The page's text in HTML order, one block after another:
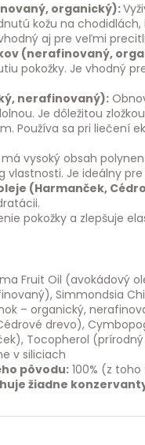
organický):
kožu na
aj pre veľmi
(nerafinovaný,
pokožky. Je vhodný
nerafinovaný):
Je dôležitou
Používa sa pri liečení
má vysoký obsah
Je ideálny pre
(Harmanček,
pokožky a zlepšuje
Fruit Oil (avokádový
Simmondsia
– organický,
drevo),
Tocopherol
v siliciach
pôvodu: 100% (z
žiadne